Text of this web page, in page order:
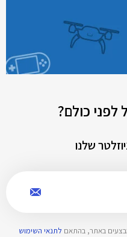
לפני כולם?
שלנו
באתר, בהתאם לתנאי השימוש